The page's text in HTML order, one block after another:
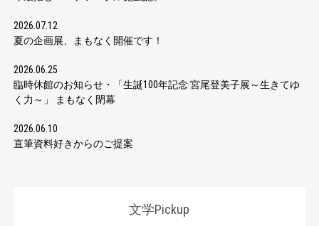
2026.07.12
夏の企画展、まもなく開催です！
2026.06.25
臨時休館のお知らせ・「生誕100年記念 宮尾登美子展～生きてゆ
く力～」 まもなく閉幕
2026.06.10
直筆資料好きからのご提案
文学Pickup